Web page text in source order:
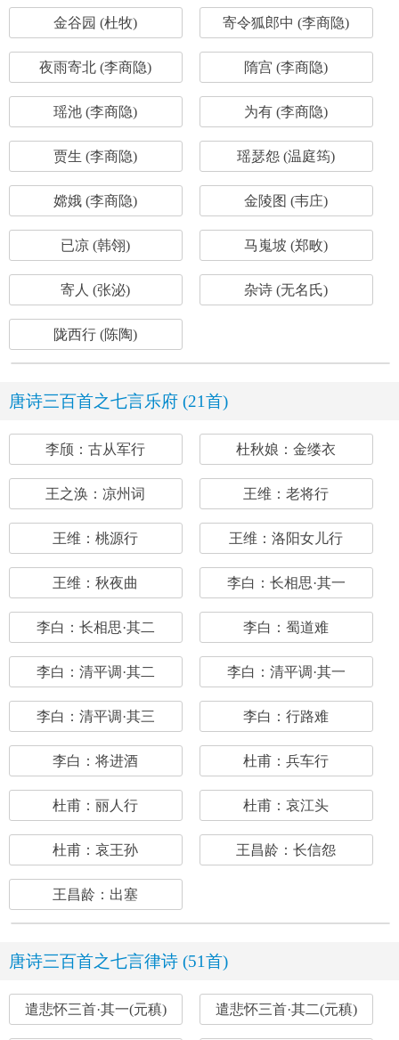
金谷园 (杜牧) 寄令狐郎中 (李商隐)
夜雨寄北 (李商隐) 隋宫 (李商隐)
瑶池 (李商隐) 为有 (李商隐)
贾生 (李商隐) 瑶瑟怨 (温庭筠)
嫦娥 (李商隐) 金陵图 (韦庄)
已凉 (韩翎) 马嵬坡 (郑畋)
寄人 (张泌) 杂诗 (无名氏)
陇西行 (陈陶)
唐诗三百首之七言乐府 (21首)
李颀：古从军行 杜秋娘：金缕衣
王之涣：凉州词 王维：老将行
王维：桃源行 王维：洛阳女儿行
王维：秋夜曲 李白：长相思·其一
李白：长相思·其二 李白：蜀道难
李白：清平调·其二 李白：清平调·其一
李白：清平调·其三 李白：行路难
李白：将进酒 杜甫：兵车行
杜甫：丽人行 杜甫：哀江头
杜甫：哀王孙 王昌龄：长信怨
王昌龄：出塞
唐诗三百首之七言律诗 (51首)
遣悲怀三首·其一(元稹) 遣悲怀三首·其二(元稹)